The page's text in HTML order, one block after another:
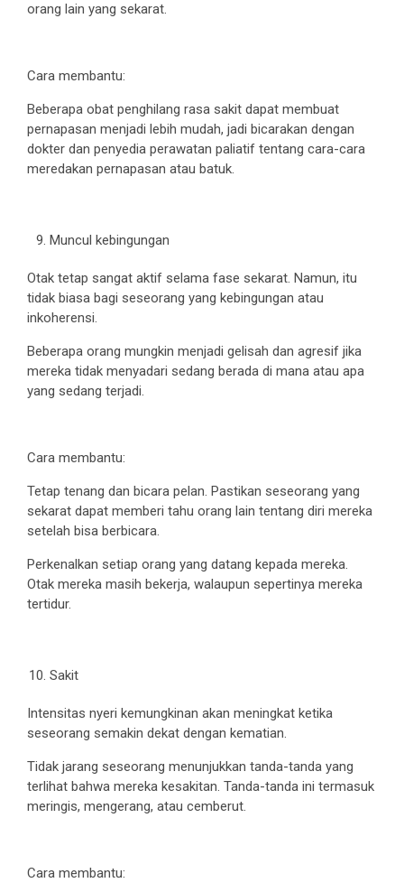
orang lain yang sekarat.
Cara membantu:
Beberapa obat penghilang rasa sakit dapat membuat
pernapasan menjadi lebih mudah, jadi bicarakan dengan
dokter dan penyedia perawatan paliatif tentang cara-cara
meredakan pernapasan atau batuk.
Muncul kebingungan
Otak tetap sangat aktif selama fase sekarat. Namun, itu
tidak biasa bagi seseorang yang kebingungan atau
inkoherensi.
Beberapa orang mungkin menjadi gelisah dan agresif jika
mereka tidak menyadari sedang berada di mana atau apa
yang sedang terjadi.
Cara membantu:
Tetap tenang dan bicara pelan. Pastikan seseorang yang
sekarat dapat memberi tahu orang lain tentang diri mereka
setelah bisa berbicara.
Perkenalkan setiap orang yang datang kepada mereka.
Otak mereka masih bekerja, walaupun sepertinya mereka
tertidur.
Sakit
Intensitas nyeri kemungkinan akan meningkat ketika
seseorang semakin dekat dengan kematian.
Tidak jarang seseorang menunjukkan tanda-tanda yang
terlihat bahwa mereka kesakitan. Tanda-tanda ini termasuk
meringis, mengerang, atau cemberut.
Cara membantu: